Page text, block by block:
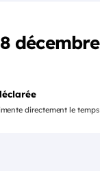
directement le